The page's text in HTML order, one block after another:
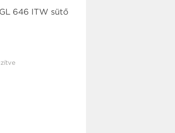
646 ITW sütő